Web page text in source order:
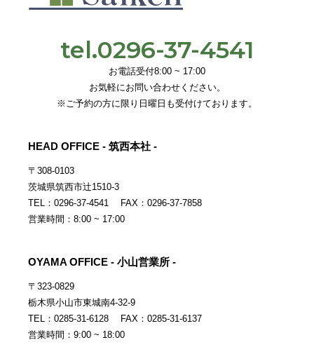
tel.0296-37-4541
お電話受付8:00 ~ 17:00
お気軽にお問い合わせください。
※ご予約の方に限り日曜日も受付けております。
HEAD OFFICE - 筑西本社 -
〒308-0103
茨城県筑西市辻1510-3
TEL：0296-37-4541 FAX：0296-37-7858
営業時間：8:00 ~ 17:00
OYAMA OFFICE - 小山営業所 -
〒323-0829
栃木県小山市東城南4-32-9
TEL：0285-31-6128 FAX：0285-31-6137
営業時間：9:00 ~ 18:00